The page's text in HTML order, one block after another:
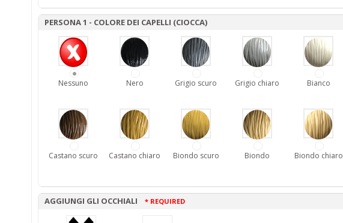
PERSONA 1 - COLORE DEI CAPELLI (CIOCCA)
Nessuno Nero Grigio scuro Grigio chiaro Bianco
Castano scuro Castano chiaro Biondo scuro Biondo Biondo chiaro
AGGIUNGI GLI OCCHIALI * REQUIRED